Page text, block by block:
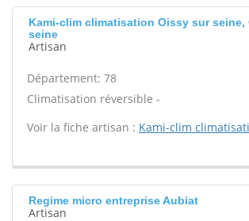
Kami-clim climatisation Oissy sur seine,
seine
Artisan
Département: 78
Climatisation réversible -
Voir la fiche artisan : Kami-clim
Regime micro entreprise Aubiat
Artisan